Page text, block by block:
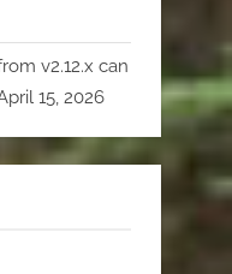
v2.12.x can
15, 2026